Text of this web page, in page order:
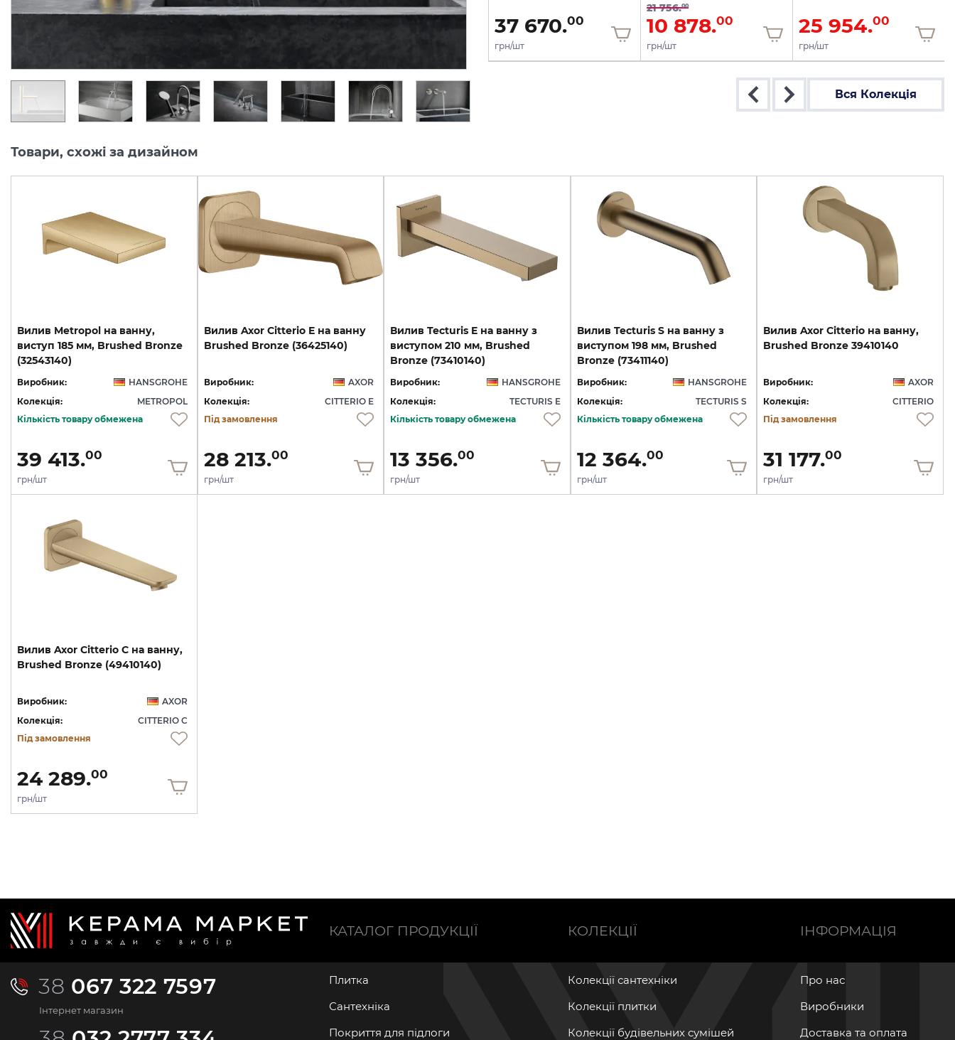
31 287.
13 137.60
7 882. 37 670.00
грн/шт
21 756.00
10 878.00
грн/шт
25 954.00
грн/шт
Вся Колекція
Товари, схожі за дизайном
Вилив Metropol на ванну,
виступ 185 мм, Brushed Bronze
(32543140)
Виробник:
HANSGROHE
Колекція:
METROPOL
Кількість товару обмежена
39 413.00
грн/шт
Вилив Axor Citterio E на ванну
Brushed Bronze (36425140)
Виробник:
AXOR
Колекція:
CITTERIO E
Під замовлення
28 213.00
грн/шт
Вилив Tecturis E на ванну з
виступом 210 мм, Brushed
Bronze (73410140)
Виробник:
HANSGROHE
Колекція:
TECTURIS E
Кількість товару обмежена
13 356.00
грн/шт
Вилив Tecturis S на ванну з
виступом 198 мм, Brushed
Bronze (73411140)
Виробник:
HANSGROHE
Колекція:
TECTURIS S
Кількість товару обмежена
12 364.00
грн/шт
Вилив Axor Citterio на ванну,
Brushed Bronze 39410140
Виробник:
AXOR
Колекція:
CITTERIO
Під замовлення
31 177.00
грн/шт
Вилив Axor Citterio C на ванну,
Brushed Bronze (49410140)
Виробник:
AXOR
Колекція:
CITTERIO C
Під замовлення
24 289.00
грн/шт
38 067 322 7597
Інтернет магазин
КАТАЛОГ ПРОДУКЦІЇ
Плитка
Сантехніка
Покриття для підлоги
КОЛЕКЦІЇ
Колекції сантехніки
Колекції плитки
Колекції будівельних сумішей
ІНФОРМАЦІЯ
Про нас
Виробники
Доставка та оплата